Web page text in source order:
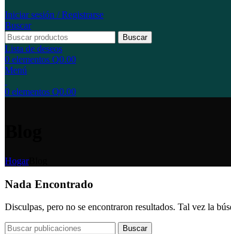
Iniciar sesión / Registrarse
Buscar
Buscar
Lista de deseos
0 elementos Q0.00
Menú
0 elementos Q0.00
HogarBlog
Nada Encontrado
Disculpas, pero no se encontraron resultados. Tal vez la
Buscar